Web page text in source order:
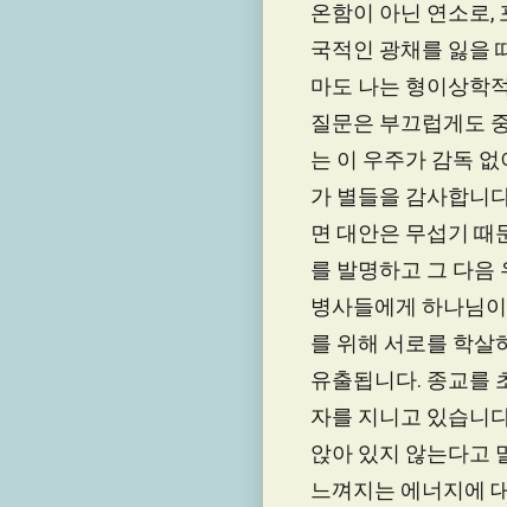
온함이 아닌 연소로,
국적인 광채를 잃을
마도 나는 형이상학
질문은 부끄럽게도
는 이 우주가 감독
가 별들을 감사합니
면 대안은 무섭기 때
를 발명하고 그 다음
병사들에게 하나님
를 위해 서로를 학살
유출됩니다. 종교를
자를 지니고 있습니
앉아 있지 않는다고
느껴지는 에너지에